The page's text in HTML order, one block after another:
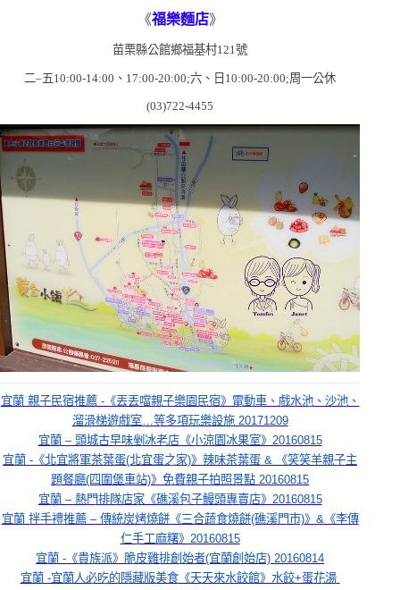
《福樂麵店》
苗栗縣公館鄉福基村121號
二–五10:00-14:00 、 17:00-20:00;六、日 10:00-20:00;周一公休
(03)722-4455
宜蘭 親子民宿推薦 -《丟丟噹親子樂園民宿》電動車、戲水池、沙池、
溜滑梯遊戲室…等多項玩樂設施 20171209
宜蘭 – 頭城古早味剉冰老店《小涼園冰果室》20160815
宜蘭 -《北宜將軍茶葉蛋(北宜蛋之家)》辣味茶葉蛋 & 《笑笑羊親子主
題餐廳(四圍堡車站)》免費親子拍照景點 20160815
宜蘭 – 熱門排隊店家《礁溪包子鰻頭專賣店》20160815
宜蘭 拌手禮推薦 – 傳統炭烤燒餅《三合蔬食燒餅(礁溪門市)》&《李傳
仁手工麻糬》20160815
宜蘭 -《貴族派》脆皮雞排創始者(宜蘭創始店) 20160814
宜蘭 -宜蘭人必吃的隱藏版美食《天天來水餃館》水餃+蛋花湯